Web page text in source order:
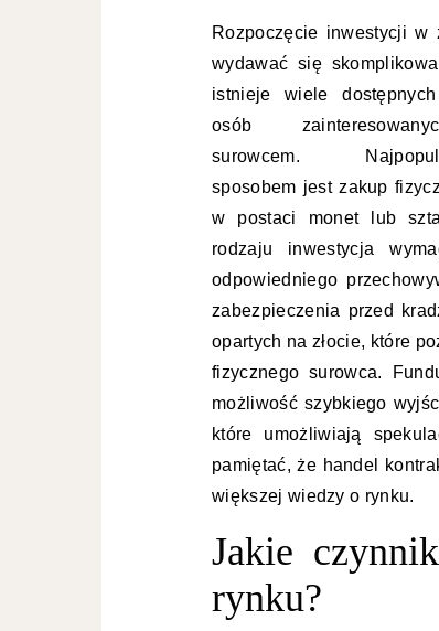
Rozpoczęcie inwestycji w
wydawać się
istnieje wiele
osób
surowcem.
sposobem jest zakup
w postaci monet lub
rodzaju inwestycja
odpowiedniego
zabezpieczenia przed
opartych na złocie, które
fizycznego surowca.
możliwość szybkiego
które umożliwiają
pamiętać, że handel
większej wiedzy o rynku.
Jakie
rynku?